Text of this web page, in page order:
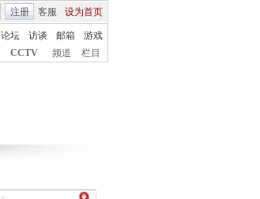
客服 设为首页
注册
论坛 访谈 邮箱
游戏
CCTV 频道 栏目